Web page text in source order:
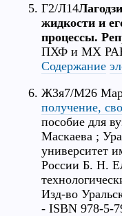
Г2/Л14
жидкости и
процессы.
ПХФ и МХ
Содержание
Ж3я7/М26
получение,
пособие для
Маскаева ;
университет
России Б. Н.
Изд-во
- ISBN 978-5-